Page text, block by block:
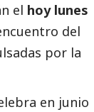
el hoy lunes
del
por la
en junio